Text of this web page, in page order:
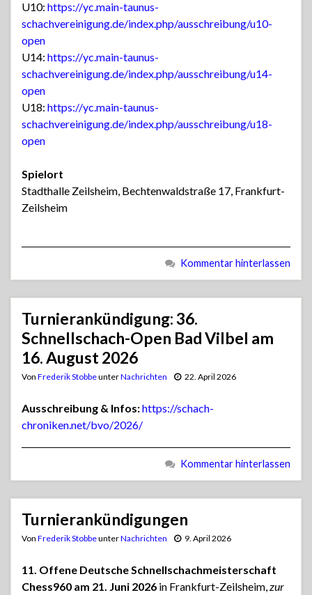
U10: https://yc.main-taunus-
schachvereinigung.de/index.php/ausschreibung/u10-
open
U14: https://yc.main-taunus-
schachvereinigung.de/index.php/ausschreibung/u14-
open
U18: https://yc.main-taunus-
schachvereinigung.de/index.php/ausschreibung/u18-
open
Spielort
Stadthalle Zeilsheim, Bechtenwaldstraße 17, Frankfurt-
Zeilsheim
Kommentar hinterlassen
Turnierankündigung: 36.
Schnellschach-Open Bad Vilbel am
16. August 2026
Von Frederik StobbeunterNachrichten 22. April 2026
Ausschreibung & Infos:https://schach-
chroniken.net/bvo/2026/
Kommentar hinterlassen
Turnierankündigungen
Von Frederik StobbeunterNachrichten 9. April 2026
11. Offene Deutsche Schnellschachmeisterschaft
Chess960 am 21. Juni 2026 in Frankfurt-Zeilsheim, zur